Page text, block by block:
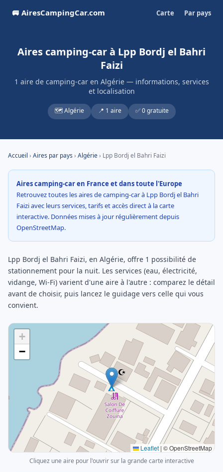
🚐 AiresCampingCar.com Carte Par pays
Aires camping-car à Lpp Bordj el Bahri
Faizi
1 aire de camping-car en Algérie — informations, services
et localisation
🗺️ Algérie 📍 1 aire ✅ 0 gratuite
Accueil › Aires par pays› Algérie› Lpp Bordj el Bahri Faizi
Aires camping-car en France et dans toute l'Europe
Retrouvez toutes les aires de camping-car à Lpp Bordj el Bahri
Faizi avec leurs services, tarifs et accès direct à la carte
interactive. Données mises à jour régulièrement depuis
OpenStreetMap.
Lpp Bordj el Bahri Faizi, en Algérie, offre 1 possibilité de
stationnement pour la nuit. Les services (eau, électricité,
vidange, Wi-Fi) varient d'une aire à l'autre : comparez le détail
avant de choisir, puis lancez le guidage vers celle qui vous
convient.
+
−
Leaflet | © OpenStreetMap
Cliquez une aire pour l'ouvrir sur la grande carte interactive